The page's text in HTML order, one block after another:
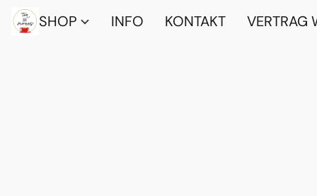
SHOP INFO KONTAKT VERTRAG